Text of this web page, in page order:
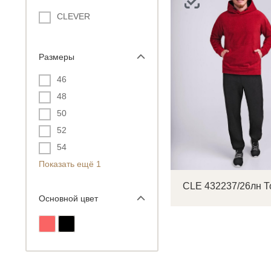
CLEVER
Размеры
46
48
50
52
54
Показать ещё 1
Основной цвет